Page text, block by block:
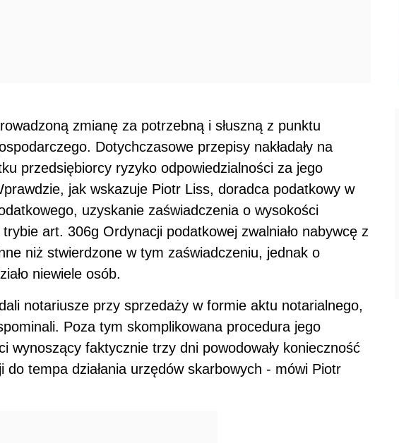
zmianę za potrzebną i słuszną z punktu
Dotychczasowe przepisy nakładały na
przedsiębiorcy ryzyko odpowiedzialności za jego
jak wskazuje Piotr Liss, doradca podatkowy w
uzyskanie zaświadczenia o wysokości
art. 306g Ordynacji podatkowej zwalniało nabywcę z
niż stwierdzone w tym zaświadczeniu, jednak o
niewiele osób.
notariusze przy sprzedaży w formie aktu notarialnego,
Poza tym skomplikowana procedura jego
wynoszący faktycznie trzy dni powodowały konieczność
do tempa działania urzędów skarbowych - mówi Piotr